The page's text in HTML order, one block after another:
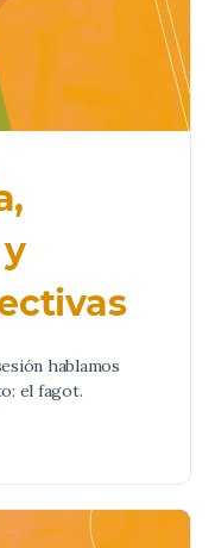
hablamos
el fagot.